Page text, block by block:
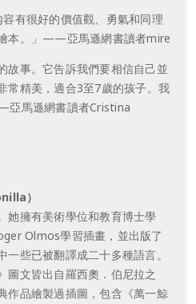
容有很好的價值觀、勇氣和同理
本。」——亞馬遜網書讀者mire
故事。它告訴我們要相信自己並
常精美，適合3至7歲的孩子。我
亞馬遜網書讀者Cristina
）
她擁有美術學位和教育博士學
Olmos學習插畫，並出版了
些已被翻譯成二十多種語言。
圖文皆出自羅西奧．伯尼拉之
作品繪製過插圖，包含《萬一鯨